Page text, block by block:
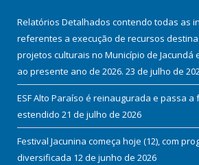
Relatórios Detalhados contendo todas as
referentes a execução de recursos
projetos culturais no Município de Jacundá
ao presente ano de 2026. 23 de julho de
ESF Alto Paraíso é reinaugurada e passa
estendido 21 de julho de 2026
Festival Jacunina começa hoje (12), com
diversificada 12 de junho de 2026